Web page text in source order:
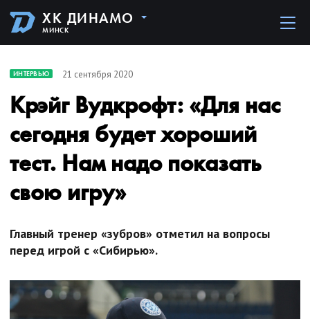
ХК ДИНАМО
МИНСК
ИНТЕРВЬЮ 21 сентября 2020
Крэйг Вудкрофт: «Для нас
сегодня будет хороший
тест. Нам надо показать
свою игру»
Главный тренер «зубров» отметил на вопросы
перед игрой с «Сибирью».